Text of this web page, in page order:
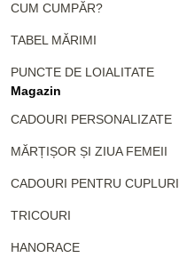
CUM CUMPĂR?
TABEL MĂRIMI
PUNCTE DE LOIALITATE
Magazin
CADOURI PERSONALIZATE
MĂRȚIȘOR ȘI ZIUA FEMEII
CADOURI PENTRU CUPLURI
TRICOURI
HANORACE